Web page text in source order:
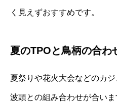
く見えずおすすめです。
夏のTPOと鳥柄の合わ
夏祭りや花火大会などのカ
波頭との組み合わせが合い